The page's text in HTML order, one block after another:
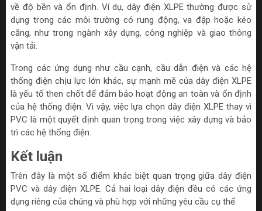
về độ bền và ổn định. Ví dụ, dây điện XLPE thường được sử
dụng trong các môi trường có rung động, va đập hoặc kéo
căng, như trong ngành xây dựng, công nghiệp và giao thông
vận tải.
Trong các ứng dụng như cầu cạnh, cầu dẫn điện và các hệ
thống điện chịu lực lớn khác, sự mạnh mẽ của dây điện XLPE
là yếu tố then chốt để đảm bảo hoạt động an toàn và ổn định
của hệ thống điện. Vì vậy, việc lựa chọn dây điện XLPE thay vì
PVC là một quyết định quan trọng trong việc xây dựng và bảo
trì các hệ thống điện.
Kết luận
Trên đây là một số điểm khác biệt quan trọng giữa dây điện
PVC và dây điện XLPE. Cả hai loại dây điện đều có các ứng
dụng riêng của chúng và phù hợp với những yêu cầu cụ thể.